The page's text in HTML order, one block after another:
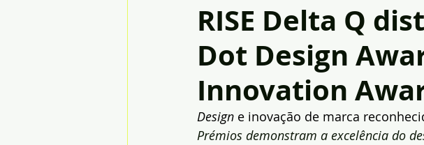
RISE Delta Q
Dot Design
Innovation
Design e inovação de marca
Prémios demonstram a excelência do